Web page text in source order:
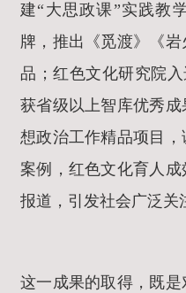
建“大思政课”实践教
牌，推出《觅渡》《
品；红色文化研究院
获省级以上智库优秀
想政治工作精品项目
案例，红色文化育人
报道，引发社会广泛关
这一成果的取得，既